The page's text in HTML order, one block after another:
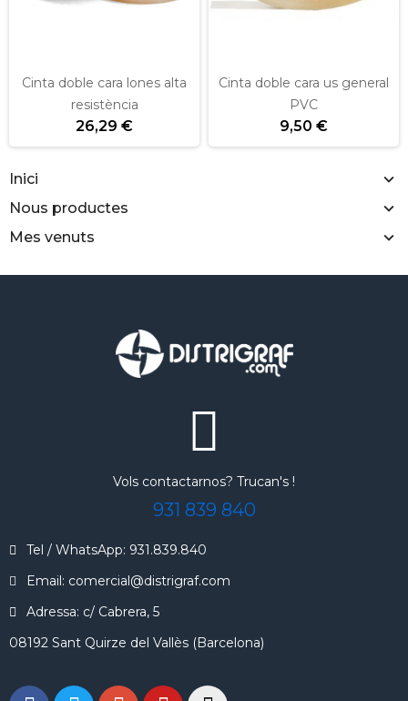
Inici
Nous productes
Mes venuts
Cinta doble cara lones alta
resistència
26,29 €
Cinta doble cara us general
PVC
9,50 €
Vols contactarnos? Trucan's !
931 839 840
Tel / WhatsApp: 931.839.840
Email: comercial@distrigraf.com
Adressa: c/ Cabrera, 5
08192 Sant Quirze del Vallès (Barcelona)